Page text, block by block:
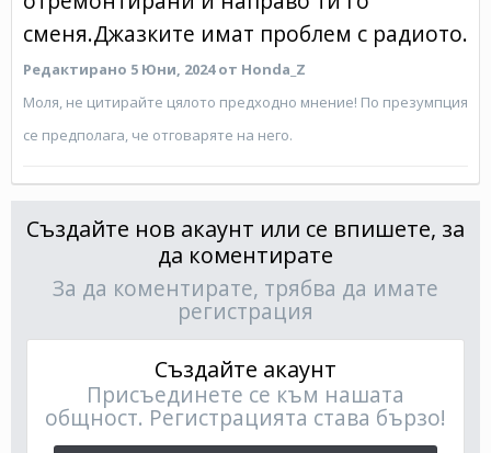
сменя.Джазките имат проблем с радиото.
Редактирано 5 Юни, 2024от Honda_Z
Моля, не цитирайте цялото предходно мнение! По презумпция
се предполага, че отговаряте на него.
Създайте нов акаунт или се впишете, за
да коментирате
За да коментирате, трябва да имате
регистрация
Създайте акаунт
Присъединете се към нашата
общност. Регистрацията става бързо!